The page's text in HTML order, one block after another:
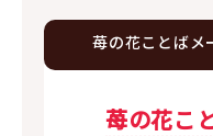
苺の花ことばメ
苺の花こ